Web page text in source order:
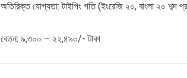
অতিরিক্ত যোগ্যতা: টাইপিং গতি (ইংরেজি ২০, বাংলা ২০
বেতন: ৯,৩০০ – ২২,৪৯০/- টাকা